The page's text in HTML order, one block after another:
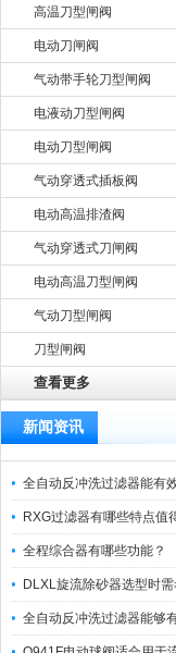
高温刀型闸阀
电动刀闸阀
气动带手轮刀型闸阀
电液动刀型闸阀
电动刀型闸阀
气动穿透式插板阀
电动高温排渣阀
气动穿透式刀闸阀
电动高温刀型闸阀
气动刀型闸阀
刀型闸阀
查看更多
新闻资讯
全程综合器有哪些功能？